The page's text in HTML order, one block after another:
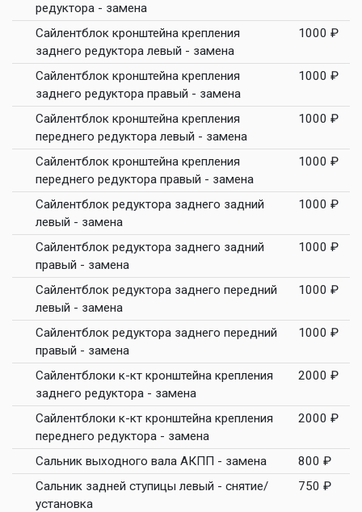
редуктора - замена
Сайлентблок кронштейна крепления
заднего редуктора левый - замена
1000 ₽
Сайлентблок кронштейна крепления
заднего редуктора правый - замена
1000 ₽
Сайлентблок кронштейна крепления
переднего редуктора левый - замена
1000 ₽
Сайлентблок кронштейна крепления
переднего редуктора правый - замена
1000 ₽
Сайлентблок редуктора заднего задний
левый - замена
1000 ₽
Сайлентблок редуктора заднего задний
правый - замена
1000 ₽
Сайлентблок редуктора заднего передний
левый - замена
1000 ₽
Сайлентблок редуктора заднего передний
правый - замена
1000 ₽
Сайлентблоки к-кт кронштейна крепления
заднего редуктора - замена
2000 ₽
Сайлентблоки к-кт кронштейна крепления
переднего редуктора - замена
2000 ₽
Сальник выходного вала АКПП - замена
800 ₽
Сальник задней ступицы левый - снятие/
установка
750 ₽